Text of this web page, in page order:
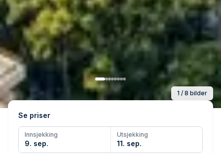
1 / 8 bilder
Se priser
Innsjekking
9. sep.
Utsjekking
11. sep.